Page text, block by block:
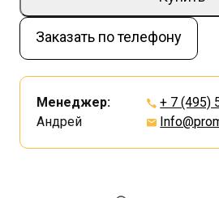
Заказать по телефону
Менеджер:
Андрей
+ 7 (495)